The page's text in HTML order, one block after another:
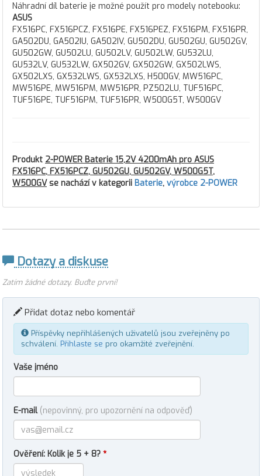
Náhradní díl baterie je možné použít pro modely notebooku:
ASUS
FX516PC, FX516PCZ, FX516PE, FX516PEZ, FX516PM, FX516PR,
GA502DU, GA502IU, GA502IV, GU502DU, GU502GU, GU502GV,
GU502GW, GU502LU, GU502LV, GU502LW, GU532LU,
GU532LV, GU532LW, GX502GV, GX502GW, GX502LWS,
GX502LXS, GX532LWS, GX532LXS, H500GV, MW516PC,
MW516PE, MW516PM, MW516PR, PZ502LU, TUF516PC,
TUF516PE, TUF516PM, TUF516PR, W500G5T, W500GV
Produkt 2-POWER Baterie 15,2V 4200mAh pro ASUS
FX516PC, FX516PCZ, GU502GU, GU502GV, W500G5T,
W500GVse nachází v kategorii Baterie, výrobce 2-POWER
Dotazy a diskuse
Zatím žádné dotazy. Buďte první!
Přidat dotaz nebo komentář
Příspěvky nepřihlášených uživatelů jsou zveřejněny po
schválení. Přihlaste se pro okamžité zveřejnění.
Vaše jméno
E-mail (nepovinný, pro upozornění na odpověď)
Ověření: Kolik je 5 + 8? *